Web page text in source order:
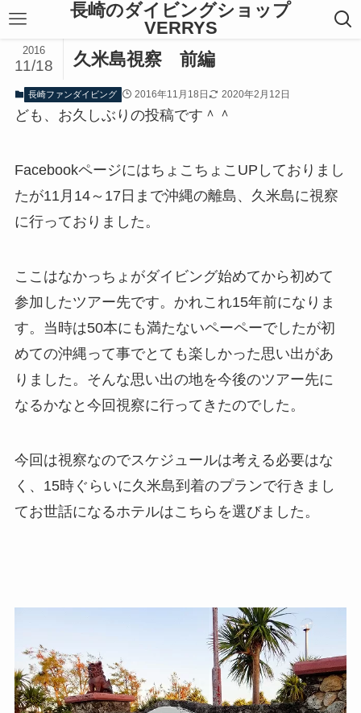
長崎のダイビングショップ
VERRYS
久米島視察 前編
2016
11/18
長崎ファンダイビング 2016年11月18日 2020年2月12日
ども、お久しぶりの投稿です＾＾
FacebookページにはちょこちょこUPしておりまし
たが11月14～17日まで沖縄の離島、久米島に視察
に行っておりました。
ここはなかっちょがダイビング始めてから初めて
参加したツアー先です。かれこれ15年前になりま
す。当時は50本にも満たないペーペーでしたが初
めての沖縄って事でとても楽しかった思い出があ
りました。そんな思い出の地を今後のツアー先に
なるかなと今回視察に行ってきたのでした。
今回は視察なのでスケジュールは考える必要はな
く、15時ぐらいに久米島到着のプランで行きまし
てお世話になるホテルはこちらを選びました。